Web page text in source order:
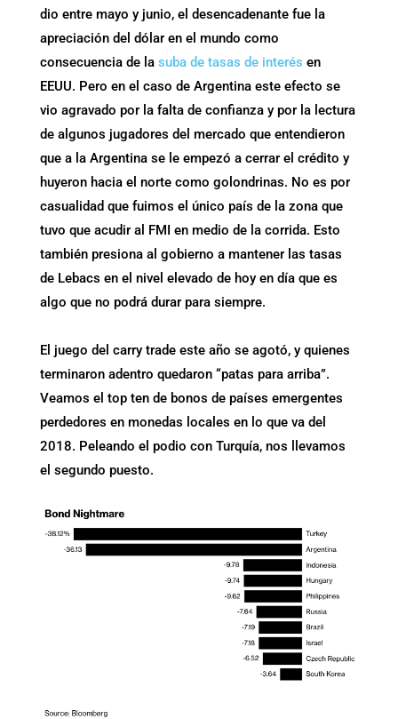
dio entre mayo y junio, el desencadenante fue la
apreciación del dólar en el mundo como
consecuencia de la suba de tasas de interés en
EEUU. Pero en el caso de Argentina este efecto se
vio agravado por la falta de confianza y por la lectura
de algunos jugadores del mercado que entendieron
que a la Argentina se le empezó a cerrar el crédito y
huyeron hacia el norte como golondrinas. No es por
casualidad que fuimos el único país de la zona que
tuvo que acudir al FMI en medio de la corrida. Esto
también presiona al gobierno a mantener las tasas
de Lebacs en el nivel elevado de hoy en día que es
algo que no podrá durar para siempre.
El juego del carry trade este año se agotó, y quienes
terminaron adentro quedaron “patas para arriba”.
Veamos el top ten de bonos de países emergentes
perdedores en monedas locales en lo que va del
2018. Peleando el podio con Turquía, nos llevamos
el segundo puesto.